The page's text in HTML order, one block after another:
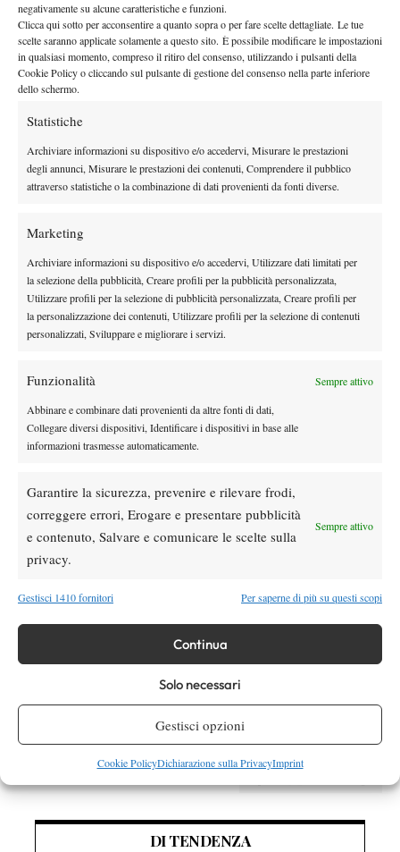
negativamente su alcune caratteristiche e funzioni.
Clicca qui sotto per acconsentire a quanto sopra o per fare scelte dettagliate. Le tue
scelte saranno applicate solamente a questo sito. È possibile modificare le impostazioni
in qualsiasi momento, compreso il ritiro del consenso, utilizzando i pulsanti della
Cookie Policy o cliccando sul pulsante di gestione del consenso nella parte inferiore
dello schermo.
Statistiche
Archiviare informazioni su dispositivo e/o accedervi, Misurare le prestazioni
degli annunci, Misurare le prestazioni dei contenuti, Comprendere il pubblico
attraverso statistiche o la combinazione di dati provenienti da fonti diverse.
Marketing
Archiviare informazioni su dispositivo e/o accedervi, Utilizzare dati limitati per
la selezione della pubblicità, Creare profili per la pubblicità personalizzata,
Utilizzare profili per la selezione di pubblicità personalizzata, Creare profili per
la personalizzazione dei contenuti, Utilizzare profili per la selezione di contenuti
personalizzati, Sviluppare e migliorare i servizi.
Funzionalità Sempre attivo
Abbinare e combinare dati provenienti da altre fonti di dati,
Collegare diversi dispositivi, Identificare i dispositivi in base alle
informazioni trasmesse automaticamente.
Garantire la sicurezza, prevenire e rilevare frodi,
correggere errori, Erogare e presentare pubblicità
e contenuto, Salvare e comunicare le scelte sulla
privacy.
Sempre attivo
Gestisci 1410 fornitori Per saperne di più su questi scopi
Continua
Solo necessari
Gestisci opzioni
Cookie PolicyDichiarazione sulla PrivacyImprint
Rapporti personali e amicizie nel tennis d’élite
Murray ha anche affrontato il tema delle relazioni personali tra
tennisti di alto livello. Ha raccontato di non aver mai condiviso
cene o momenti conviviali con Federer, Nadal o Djokovic
durante la carriera, anche se oggi sarebbe felice di farlo. Secondo
il britannico, instaurare vere amicizie con avversari diretti è molto
difficile, perché la competizione impedisce di condividere
liberamente pensieri, difficoltà ed emozioni.
molto farlo: vederli qualche volta in compagnia. Amicizie con
altri tennisti? No, non al top della forma. In genere, quando
socializzo con amici e familiari, voglio sentirmi libero di dire
loro se ho difficoltà con qualcosa. Ma se tu fossi in competizione
con loro, non lo faresti”.
La carriera di Murray e il confronto con i Big
Andy Murray è stato uno dei pochi giocatori capaci di
contrastare il dominio di Federer, Nadal e Djokovic, che insieme
hanno conquistato 66 titoli del Grande Slam. Il tennista scozzese
2013 e 2016), due ori olimpici, una Coppa Davis e 41 settimane
da numero uno del ranking mondiale, culminate con il trionfo
alle ATP Finals del 2016.
I precedenti contro Federer, Nadal e Djokovic
Nel corso della carriera, Murray ha affrontato complessivamente
dettaglio, ha collezionato 11 successi contro Federer, 11 contro
Djokovic e 7 contro Nadal, a testimonianza dell’elevato livello di
competizione che ha caratterizzato quell’epoca.
DI TENDENZA